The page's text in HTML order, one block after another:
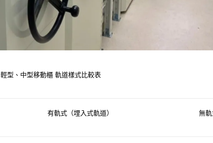
輕型、中型移動櫃 軌道樣式比較表
有軌式（埋入式軌道） 無軌